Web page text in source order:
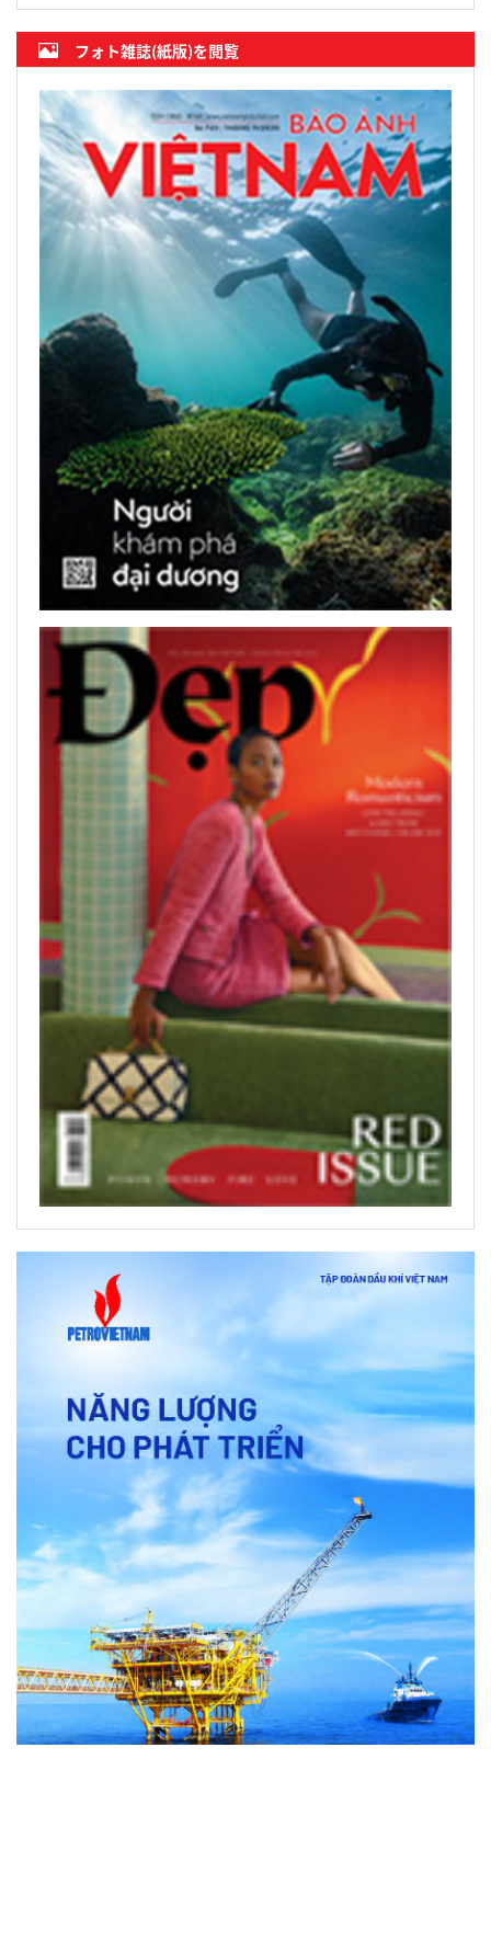
フォト雑誌(紙版)を閲覧